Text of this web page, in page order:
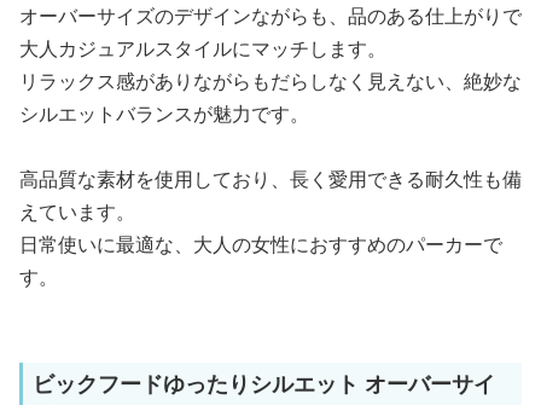
オーバーサイズのデザインながらも、品のある仕上がりで
大人カジュアルスタイルにマッチします。
リラックス感がありながらもだらしなく見えない、絶妙な
シルエットバランスが魅力です。
高品質な素材を使用しており、長く愛用できる耐久性も備
えています。
日常使いに最適な、大人の女性におすすめのパーカーで
す。
ビックフードゆったりシルエット オーバーサイ